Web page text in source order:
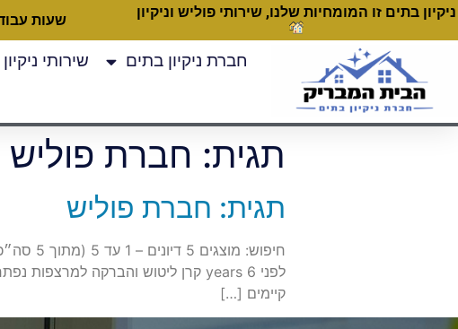
ניקיון בתים זו המומחיות שלנו, שירותי פוליש וניקיון שעות עבודה: א-ה: 7:00-
חברת ניקיון בתים שירותי ניקיון
תגית: חברת פוליש
תגית: חברת פוליש
קיימים […]